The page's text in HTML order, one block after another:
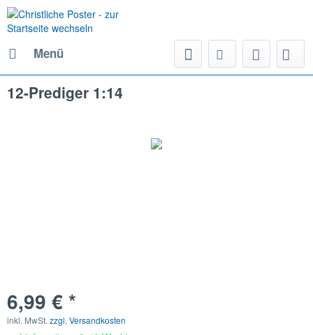
Menü
12-Prediger 1:14
6,99 € *
inkl. MwSt.zzgl. Versandkosten